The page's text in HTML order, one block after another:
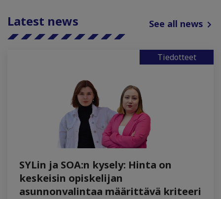
Latest news See all news
Tiedotteet
SYLin ja SOA:n kysely: Hinta on
keskeisin opiskelijan
asunnonvalintaa määrittävä kriteeri